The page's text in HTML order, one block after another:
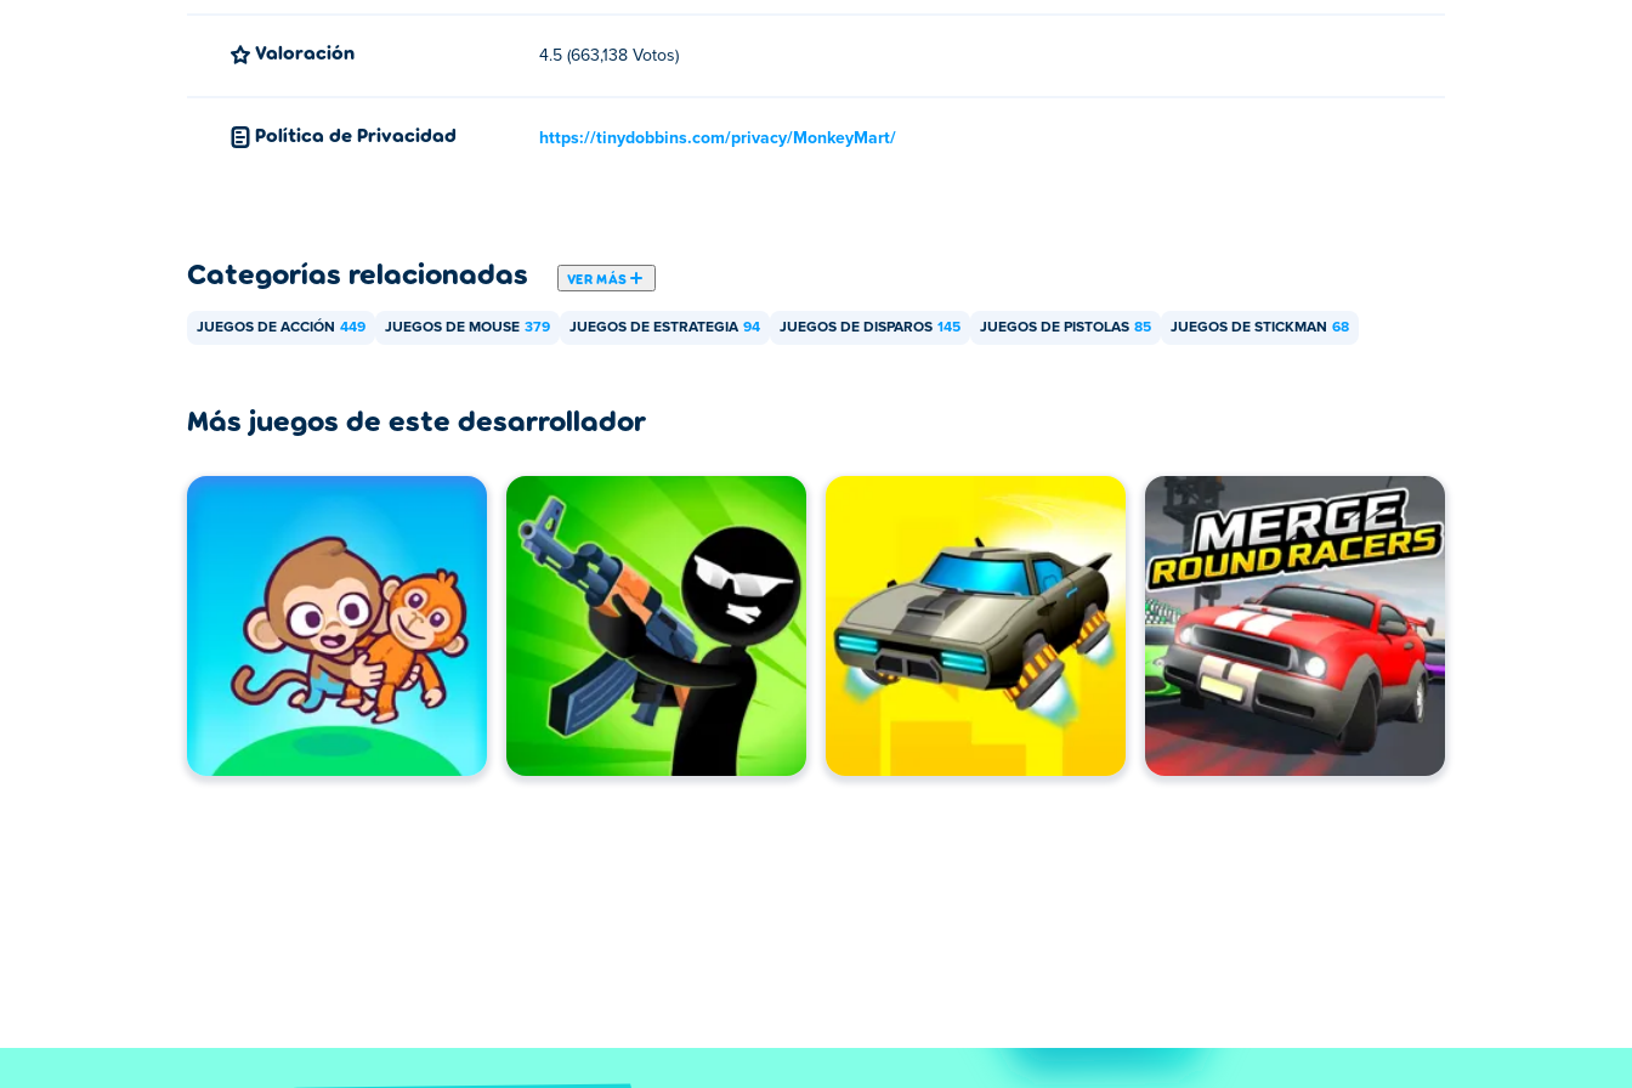
Valoración 4.5 (663,138 Votos)
Política de Privacidad https://tinydobbins.com/privacy/MonkeyMart/
Categorías relacionadas VER MÁS
JUEGOS DE ACCIÓN 449 JUEGOS DE MOUSE 379 JUEGOS DE ESTRATEGIA 94 JUEGOS DE DISPAROS 145 JUEGOS DE PISTOLAS 85 JUEGOS DE STICKMAN 68
Más juegos de este desarrollador